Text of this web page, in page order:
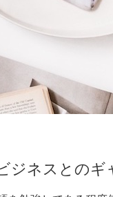
ネスとのギ